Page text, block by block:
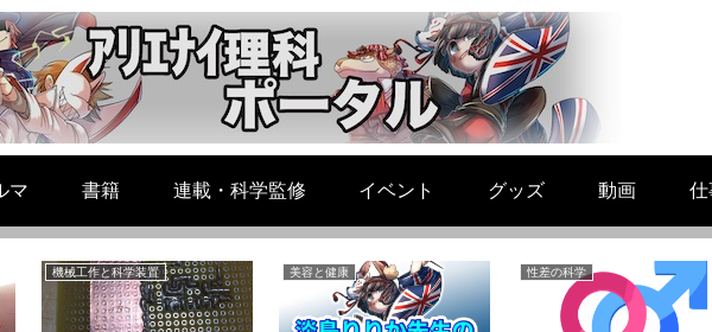
マ 書籍 連載・科学監修 イベント グッズ 動画 仕
機械工作と科学装置 美容と健康 性差の科学